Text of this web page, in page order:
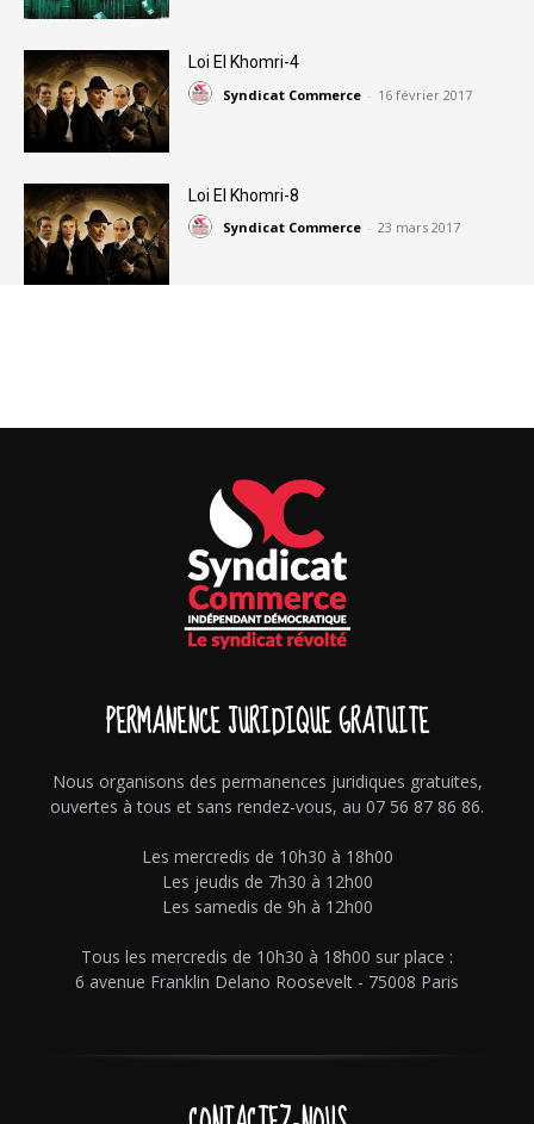
Loi El Khomri-4
Syndicat Commerce - 16 février 2017
Loi El Khomri-8
Syndicat Commerce - 23 mars 2017
PERMANENCE JURIDIQUE GRATUITE
Nous organisons des permanences juridiques gratuites,
ouvertes à tous et sans rendez-vous, au 07 56 87 86 86.
Les mercredis de 10h30 à 18h00
Les jeudis de 7h30 à 12h00
Les samedis de 9h à 12h00
Tous les mercredis de 10h30 à 18h00 sur place :
6 avenue Franklin Delano Roosevelt - 75008 Paris